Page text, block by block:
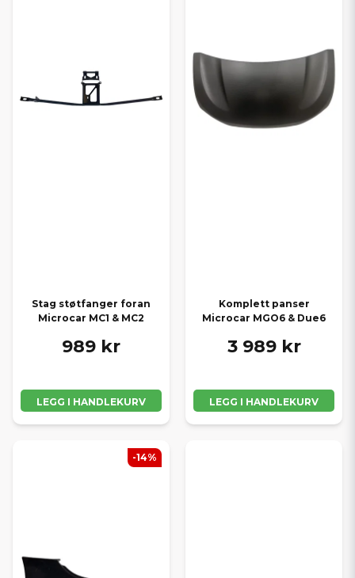
Stag støtfanger foran
Microcar MC1 & MC2
989 kr
LEGG I HANDLEKURV
Komplett panser
Microcar MGO6 & Due6
3 989 kr
LEGG I HANDLEKURV
-14%